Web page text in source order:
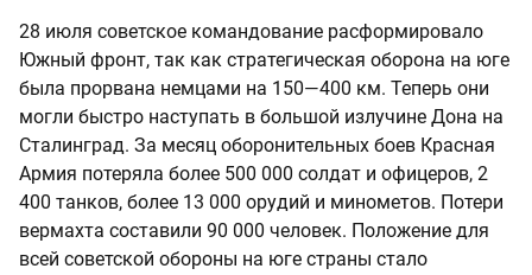
28 июля советское командование расформировало
Южный фронт, так как стратегическая оборона на юге
была прорвана немцами на 150—400 км. Теперь они
могли быстро наступать в большой излучине Дона на
Сталинград. За месяц оборонительных боев Красная
Армия потеряла более 500 000 солдат и офицеров, 2
400 танков, более 13 000 орудий и минометов. Потери
вермахта составили 90 000 человек. Положение для
всей советской обороны на юге страны стало